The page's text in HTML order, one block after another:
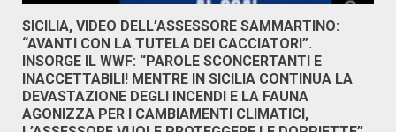
SICILIA, VIDEO DELL’ASSESSORE SAMMARTINO:
“AVANTI CON LA TUTELA DEI CACCIATORI”.
INSORGE IL WWF: “PAROLE SCONCERTANTI E
INACCETTABILI! MENTRE IN SICILIA CONTINUA LA
DEVASTAZIONE DEGLI INCENDI E LA FAUNA
AGONIZZA PER I CAMBIAMENTI CLIMATICI,